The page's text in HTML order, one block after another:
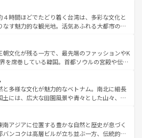
のスタイルだ。 なお、新着のアメリカ
テンツ一覧を参照してほしい。
なしの心で訪れる人々を迎えてくれるハワイの
しいローカルフードやハワイアンミュージッ
なフラダンスなど、すべてがハワイの魅力を彩
ってほしい。 なお、新着のハワイ情報
ツ一覧を参照してほしい。
や大陸中央部にそびえるウルル（エアーズロッ
マニアの美しい原生林やケアンズの熱帯雨林な
ろがたくさん。また、カフェやワイン、オージ
ティビティも充実しており、サーフィンやダイ
イキングなど、アウトドア好きにはたまらな
トラリアの多彩な魅力を存分に味わいつくそ
い。
４時間ほどでたどり着く台湾は、多彩な文化と
なす魅力的な観光地。活気あふれる大都市の台
つな山岳地帯である台湾東部など、都市の喧騒
けさが共存しており、訪れる人に新しい発見と
らしてくれる。また、奥深い台湾の食文化も魅
と評判のスイーツなど、バラエティ豊かな料理
が味わえる。 なお、新着の台湾情報は コンテンツ一覧を参
い。
朝文化が残る一方で、最先端のファッションやK
を席巻している韓国。首都ソウルの宮殿や伝統
足を延ばせば四季折々の自然美を楽しむことが
して、キムチや焼肉、絶品のストリートフード
ざまな韓国料理が待っている。夜には、韓国な
まれながら、韓国の多彩な魅力を心ゆくまで味
わってみてほしい。 なお、新着の韓国情報はコンテンツ一
てほしい。
と多様な文化が魅力的なベトナム。南北に細長
土には、広大な田園風景や青々とした山々、世
と共に伝統が息づく。ハノイの古い町並みやホ
のフランス統治時代の建物も、独特の雰囲気を
いる。また、バラエティの豊かさとおいしさで
南アジアに位置する豊かな自然と歴史が息づく
バンコクは高層ビルが立ち並ぶ一方、伝統的な